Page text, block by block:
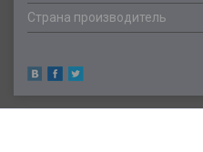
Страна производитель